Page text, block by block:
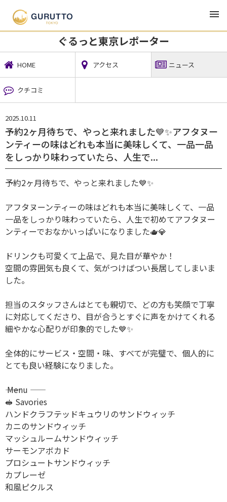
TOP
ぐるっと東京レポーター
HOME アクセス ニュース
クチコミ
2025.10.11
予約2ヶ月待ちで、やっと来れました💙✨アフタヌー
ンティーの味はどれも本当に美味しくて、一品一品
をしっかり味わっていたら、人生で...
予約2ヶ月待ちで、やっと来れました💙✨
アフタヌーンティーの味はどれも本当に美味しくて、一品
一品をしっかり味わっていたら、人生で初めてアフタヌー
ンティーでおなかいっぱいになりました🫖💎
ドリンクも可愛くて上品で、見た目が華やか！
空間の雰囲気も良くて、気がつけばつい長居してしまいま
した。
担当のスタッフさんはとても親切で、どの方も笑顔で丁寧
に対応してくださり、目が合うとすぐに声をかけてくれる
細やかな心配りが印象的でした💙✨
全体的にサービス・空間・味、すべてが完璧で、個人的に
とても良い経験になりました。
―― Menu ――
🥪 Savories
ハンドクラフテッドキュウリのサンドウィッチ
カニのサンドウィッチ
マッシュルームサンドウィッチ
サーモンアボカド
プロシュートサンドウィッチ
カプレーゼ
和風ピクルス